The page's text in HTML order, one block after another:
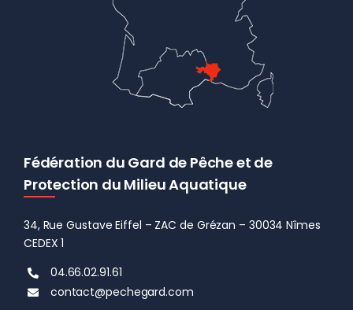
Fédération du Gard de Pêche et de
Protection du Milieu Aquatique
34, Rue Gustave Eiffel – ZAC de Grézan – 30034 Nîmes
CEDEX 1
04.66.02.91.61
contact@pechegard.com